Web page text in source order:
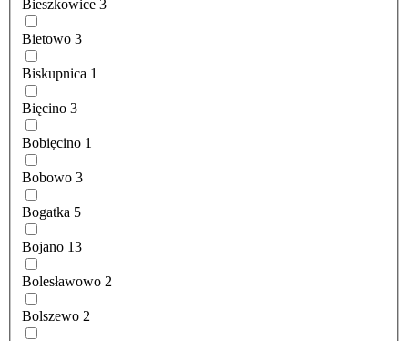
Bieszkowice 3
Bietowo 3
Biskupnica 1
Bięcino 3
Bobięcino 1
Bobowo 3
Bogatka 5
Bojano 13
Bolesławowo 2
Bolszewo 2